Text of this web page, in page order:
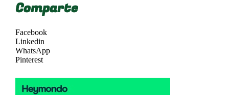
Comparte
Facebook
Linkedin
WhatsApp
Pinterest